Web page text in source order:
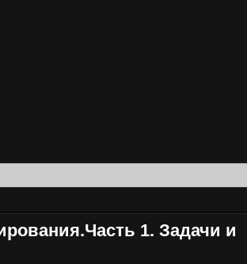
1. Задачи и